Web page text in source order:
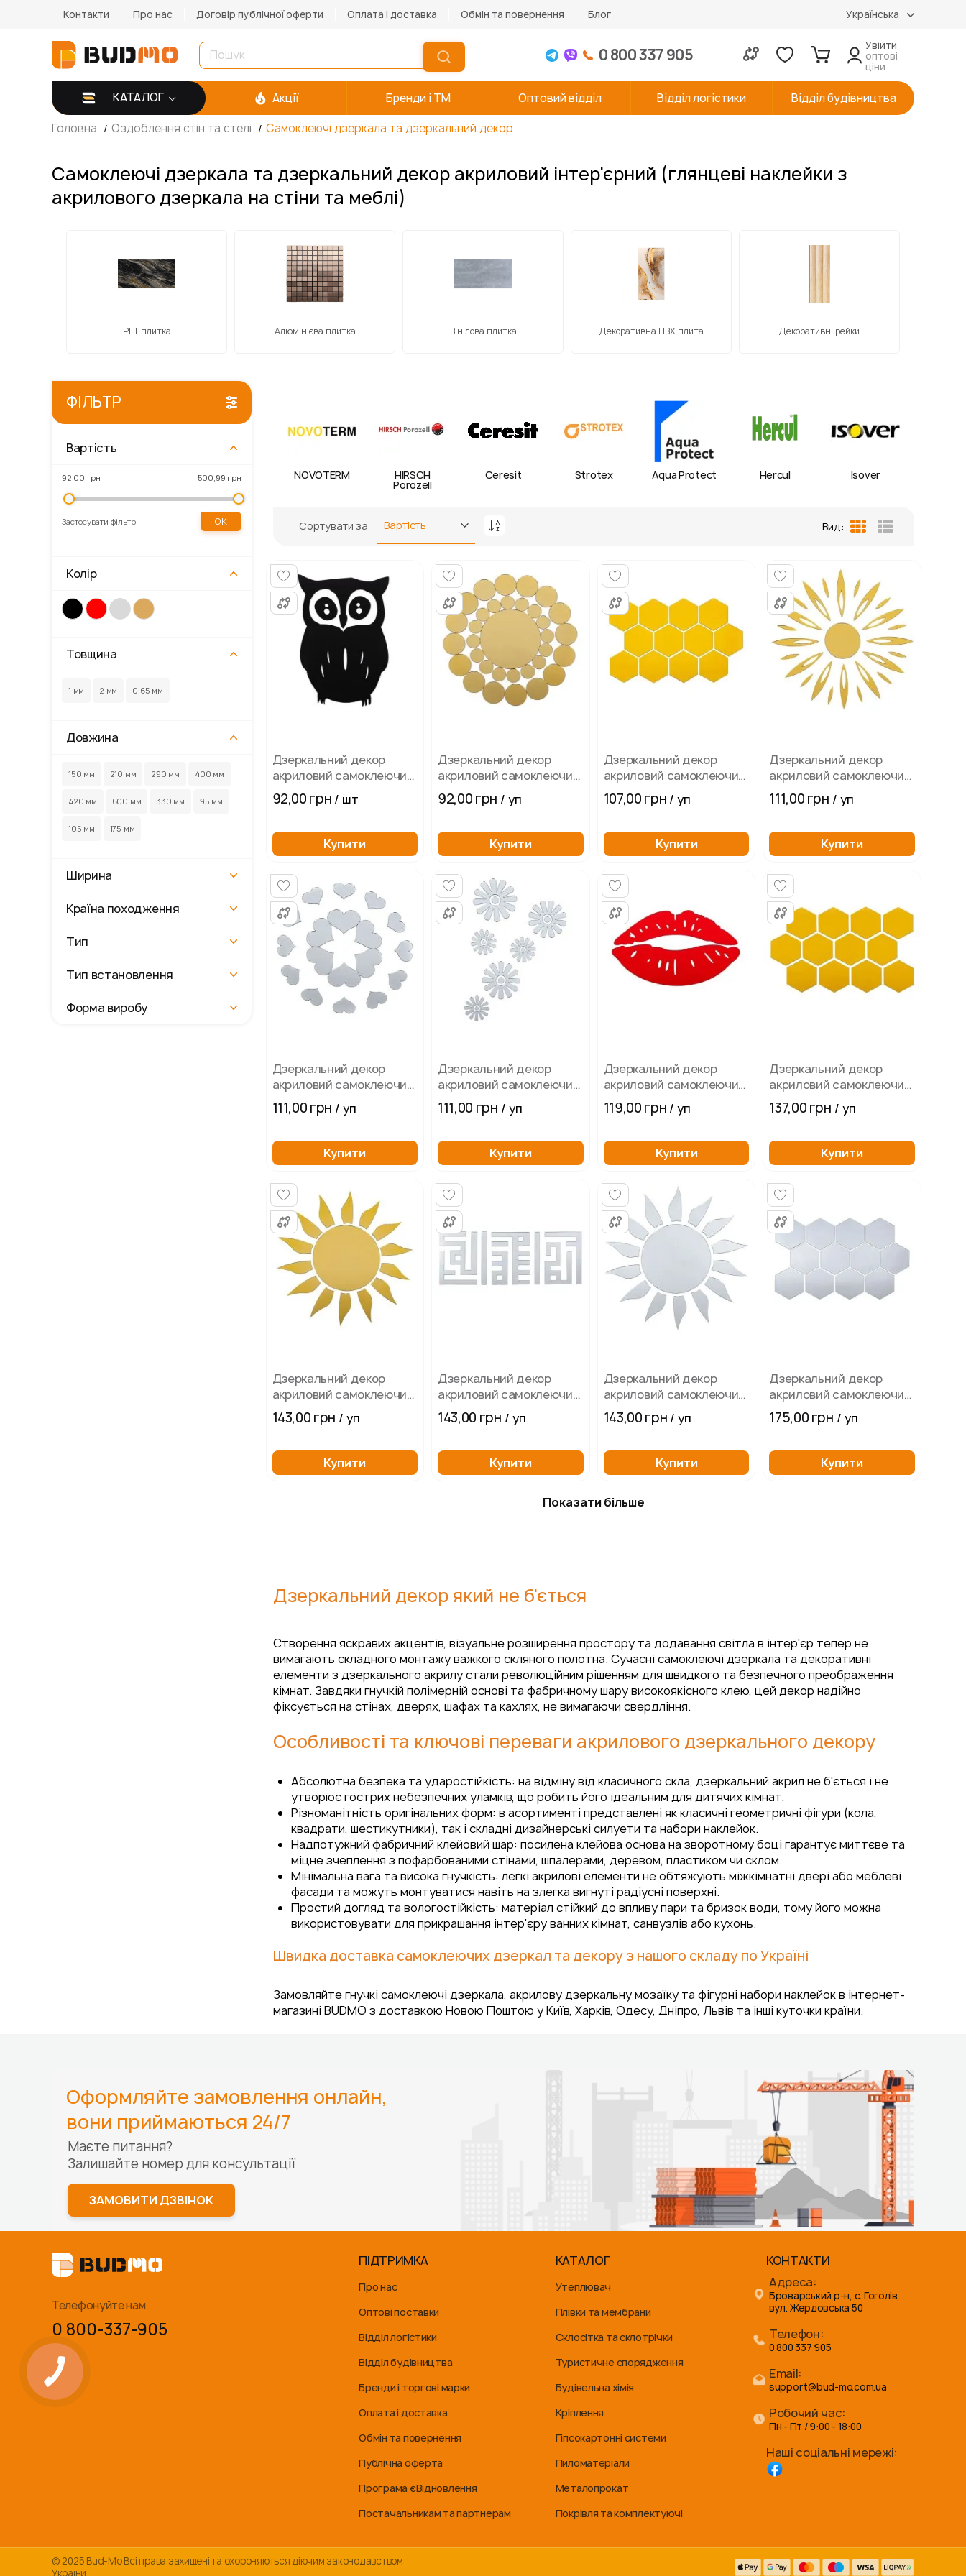
Контакти Про нас Договір публічної оферти Оплата і доставка Обмін та повернення Блог Українська
КАТАЛОГ
0 800 337 905
Увійти
оптові
ціни
Акції Бренди і TM Оптовий відділ Відділ логістики
Відділ будівництва
Головна
Оздоблення стін та стелі Самоклеючі дзеркала та дзеркальний декор
Самоклеючі дзеркала та дзеркальний декор акриловий інтер'єрний (глянцеві наклейки з
акрилового дзеркала на стіни та меблі)
РЕТ плитка Алюмінієва плитка Вінілова плитка Декоративна ПВХ плита Декоративні рейки
Gordon Kronospan NOVOTERM HIRSCH
Porozell
Ceresit Strotex Aqua Protect Hercul Isover
Сортувати за
Сортувати
збільшення
Вид:
Дзеркальний декор
акриловий самоклеючий
Сова чорна
92,00 грн / шт
Купити
Дзеркальний декор
акриловий самоклеючий
золотисті кружечки 33
шт
92,00 грн / уп
Купити
Дзеркальний декор
акриловий самоклеючий
85х95мм золото 12 шт
107,00 грн / уп
Купити
Дзеркальний декор
акриловий самоклеючий,
золотисте дзеркало
сонце 25 шт
111,00 грн / уп
Купити
Дзеркальний декор
акриловий самоклеючий
срібло, дзеркало
сердечки 18 шт
111,00 грн / уп
Купити
Дзеркальний декор
акриловий самоклеючий
Квіти срібло 6 шт
111,00 грн / уп
Купити
Дзеркальний декор
акриловий самоклеючий
Губи червоні 2 шт
119,00 грн / уп
Купити
Дзеркальний декор
акриловий самоклеючий
125х105мм золотисті
соти 12 шт
137,00 грн / уп
Купити
Дзеркальний декор
акриловий самоклеючий
золото 15 шт у формі
сонця
143,00 грн / уп
Купити
Дзеркальний декор
акриловий самоклеючий
срібло 9 шт
геометричний
143,00 грн / уп
Купити
Дзеркальний декор
акриловий самоклеючий
срібло, дзеркало сонце
15 шт
143,00 грн / уп
Купити
Дзеркальний декор
акриловий самоклеючий
85х95мм срібло 12 шт
175,00 грн / уп
Купити
Показати більше
Дзеркальний декор який не б'ється
Створення яскравих акцентів, візуальне розширення простору та додавання світла в інтер'єр тепер не
вимагають складного монтажу важкого скляного полотна. Сучасні самоклеючі дзеркала та декоративні
елементи з дзеркального акрилу стали революційним рішенням для швидкого та безпечного преображення
кімнат. Завдяки гнучкій полімерній основі та фабричному шару високоякісного клею, цей декор надійно
фіксується на стінах, дверях, шафах та кахлях, не вимагаючи свердління.
Особливості та ключові переваги акрилового дзеркального декору
Абсолютна безпека та ударостійкість: на відміну від класичного скла, дзеркальний акрил не б'ється і не
утворює гострих небезпечних уламків, що робить його ідеальним для дитячих кімнат.
Різноманітність оригінальних форм: в асортименті представлені як класичні геометричні фігури (кола,
квадрати, шестикутники), так і складні дизайнерські силуети та набори наклейок.
Надпотужний фабричний клейовий шар: посилена клейова основа на зворотному боці гарантує миттєве та
міцне зчеплення з пофарбованими стінами, шпалерами, деревом, пластиком чи склом.
Мінімальна вага та висока гнучкість: легкі акрилові елементи не обтяжують міжкімнатні двері або меблеві
фасади та можуть монтуватися навіть на злегка вигнуті радіусні поверхні.
Простий догляд та вологостійкість: матеріал стійкий до впливу пари та бризок води, тому його можна
використовувати для прикрашання інтер'єру ванних кімнат, санвузлів або кухонь.
Швидка доставка самоклеючих дзеркал та декору з нашого складу по Україні
Замовляйте гнучкі самоклеючі дзеркала, акрилову дзеркальну мозаїку та фігурні набори наклейок в інтернет-
магазині BUDMO з доставкою Новою Поштою у Київ, Харків, Одесу, Дніпро, Львів та інші куточки країни.
ФІЛЬТР
Вартість
92,00 грн 500,99 грн
Застосувати фільтр ОК
Колір
Товщина
1 мм 2 мм 0.65 мм
Довжина
150 мм 210 мм 290 мм 400 мм
420 мм 600 мм 330 мм 95 мм
105 мм 175 мм
Ширина
Країна походження
Тип
Тип встановлення
Форма виробу
Оформляйте замовлення онлайн,
вони приймаються 24/7
Маєте питання?
Залишайте номер для консультації
ЗАМОВИТИ ДЗВІНОК
Телефонуйте нам
0 800-337-905
ПІДТРИМКА
Про нас
Оптові поставки
Відділ логістики
Відділ будівництва
Бренди і торгові марки
Оплата і доставка
Обмін та повернення
Публічна оферта
Програма єВідновлення
Постачальникам та партнерам
КАТАЛОГ
Утеплювач
Плівки та мембрани
Склосітка та склотрічки
Туристичне спорядження
Будівельна хімія
Кріплення
Гіпсокартонні системи
Пиломатеріали
Металопрокат
Покрівля та комплектуючі
КОНТАКТИ
Адреса:
Броварський р-н, с. Гоголів,
вул. Жердовська 50
Телефон:
0 800 337 905
Email:
support@bud-mo.com.ua
Робочий час:
Пн - Пт / 9:00 - 18:00
Наші соціальні мережі:
© 2025 Bud-Mo Всі права захищені та охороняються діючим законодавством
України